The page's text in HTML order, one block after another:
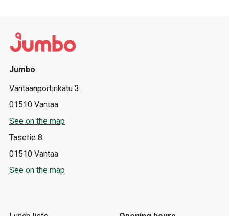
Jumbo
Vantaanportinkatu 3
01510 Vantaa
See on the map
Tasetie 8
01510 Vantaa
See on the map